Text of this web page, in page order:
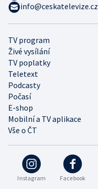
Instagram Facebook
TV program
Živé vysílání
TV poplatky
Teletext
Podcasty
Počasí
E-shop
Mobilní a TV aplikace
Vše o ČT
info@ceskatelevize.cz